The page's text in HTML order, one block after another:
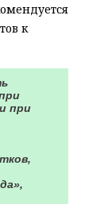
к
при